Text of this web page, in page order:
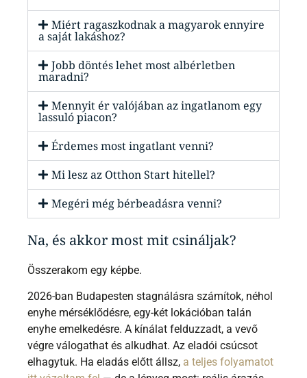
Miért ragaszkodnak a magyarok ennyire
a saját lakáshoz?
Jobb döntés lehet most albérletben
maradni?
Mennyit ér valójában az ingatlanom egy
lassuló piacon?
Érdemes most ingatlant venni?
Mi lesz az Otthon Start hitellel?
Megéri még bérbeadásra venni?
Na, és akkor most mit csináljak?
Összerakom egy képbe.
2026-ban Budapesten stagnálásra számítok, néhol
enyhe mérséklődésre, egy-két lokációban talán
enyhe emelkedésre. A kínálat felduzzadt, a vevő
végre válogathat és alkudhat. Az eladói csúcsot
elhagytuk. Ha eladás előtt állsz, a teljes folyamatot